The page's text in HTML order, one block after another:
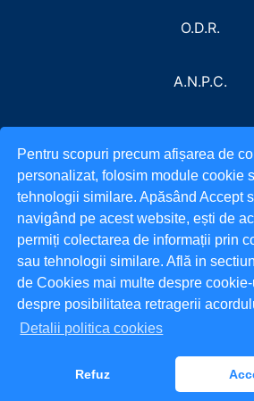
Pentru scopuri precum afișarea de
personalizat, folosim module cookie
tehnologii similare. Apăsând Accept
navigând pe acest website, ești de
permiți colectarea de informații prin
sau tehnologii similare. Află in
de Cookies mai multe despre
despre posibilitatea retragerii
Detalii politica cookies
Refuz
O.D.R.
A.N.P.C.
All rights reserved. ©